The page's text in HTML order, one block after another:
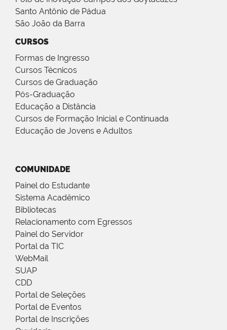
Santo Antônio de Pádua
São João da Barra
CURSOS
Formas de Ingresso
Cursos Técnicos
Cursos de Graduação
Pós-Graduação
Educação a Distância
Cursos de Formação Inicial e Continuada
Educação de Jovens e Adultos
COMUNIDADE
Painel do Estudante
Sistema Acadêmico
Bibliotecas
Relacionamento com Egressos
Painel do Servidor
Portal da TIC
WebMail
SUAP
CDD
Portal de Seleções
Portal de Eventos
Portal de Inscrições